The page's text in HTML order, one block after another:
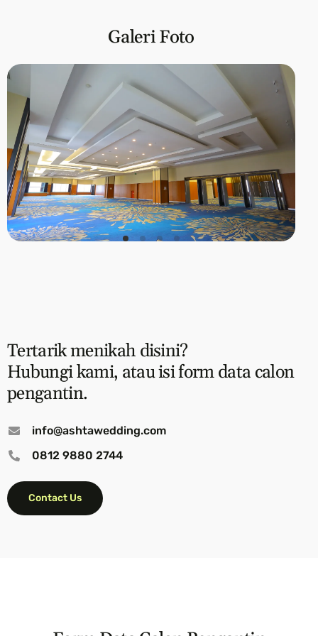
Galeri Foto
Tertarik menikah disini?
Hubungi kami, atau isi form data calon
pengantin.
info@ashtawedding.com
0812 9880 2744
Contact Us